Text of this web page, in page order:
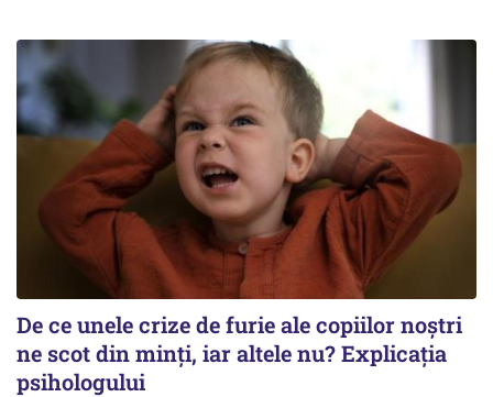
De ce unele crize de furie ale copiilor noștri
ne scot din minți, iar altele nu? Explicația
psihologului